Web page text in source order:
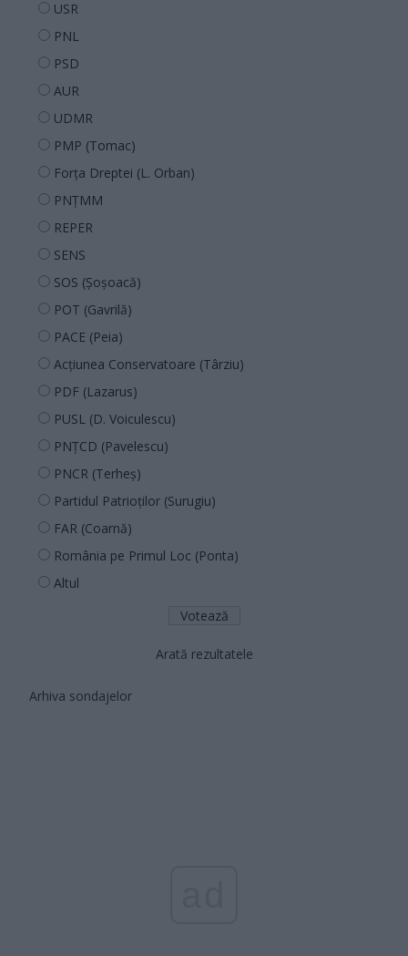
USR
PNL
PSD
AUR
UDMR
PMP (Tomac)
Forța Dreptei (L. Orban)
PNȚMM
REPER
SENS
SOS (Șoșoacă)
POT (Gavrilă)
PACE (Peia)
Acțiunea Conservatoare (Târziu)
PDF (Lazarus)
PUSL (D. Voiculescu)
PNȚCD (Pavelescu)
PNCR (Terheș)
Partidul Patrioților (Surugiu)
FAR (Coarnă)
România pe Primul Loc (Ponta)
Altul
Arată rezultatele
Arhiva sondajelor